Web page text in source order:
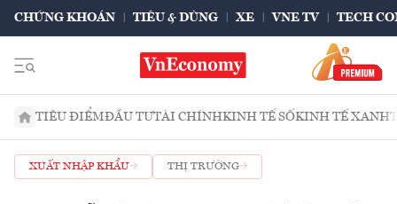
CHỨNG KHOÁN TIÊU & DÙNG XE VNE TV TECH
TIÊU ĐIỂMĐẦU TƯTÀI CHÍNHKINH TẾ SỐKINH TẾ XANH
XUẤT NHẬP KHẨU THỊ TRƯỜNG